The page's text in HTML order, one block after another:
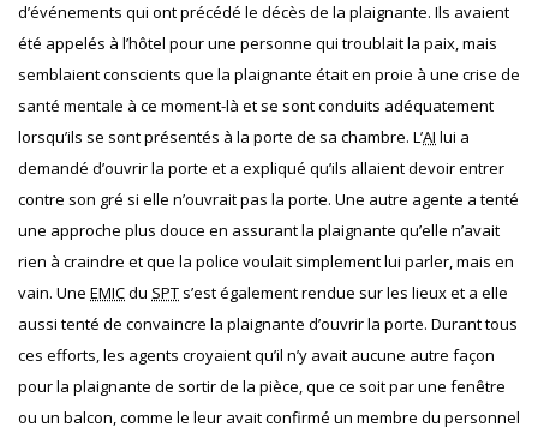
d’événements qui ont précédé le décès de la plaignante. Ils avaient
été appelés à l’hôtel pour une personne qui troublait la paix, mais
semblaient conscients que la plaignante était en proie à une crise de
santé mentale à ce moment-là et se sont conduits adéquatement
lorsqu’ils se sont présentés à la porte de sa chambre. L’AI lui a
demandé d’ouvrir la porte et a expliqué qu’ils allaient devoir entrer
contre son gré si elle n’ouvrait pas la porte. Une autre agente a tenté
une approche plus douce en assurant la plaignante qu’elle n’avait
rien à craindre et que la police voulait simplement lui parler, mais en
vain. Une EMICdu SPT s’est également rendue sur les lieux et a elle
aussi tenté de convaincre la plaignante d’ouvrir la porte. Durant tous
ces efforts, les agents croyaient qu’il n’y avait aucune autre façon
pour la plaignante de sortir de la pièce, que ce soit par une fenêtre
ou un balcon, comme le leur avait confirmé un membre du personnel